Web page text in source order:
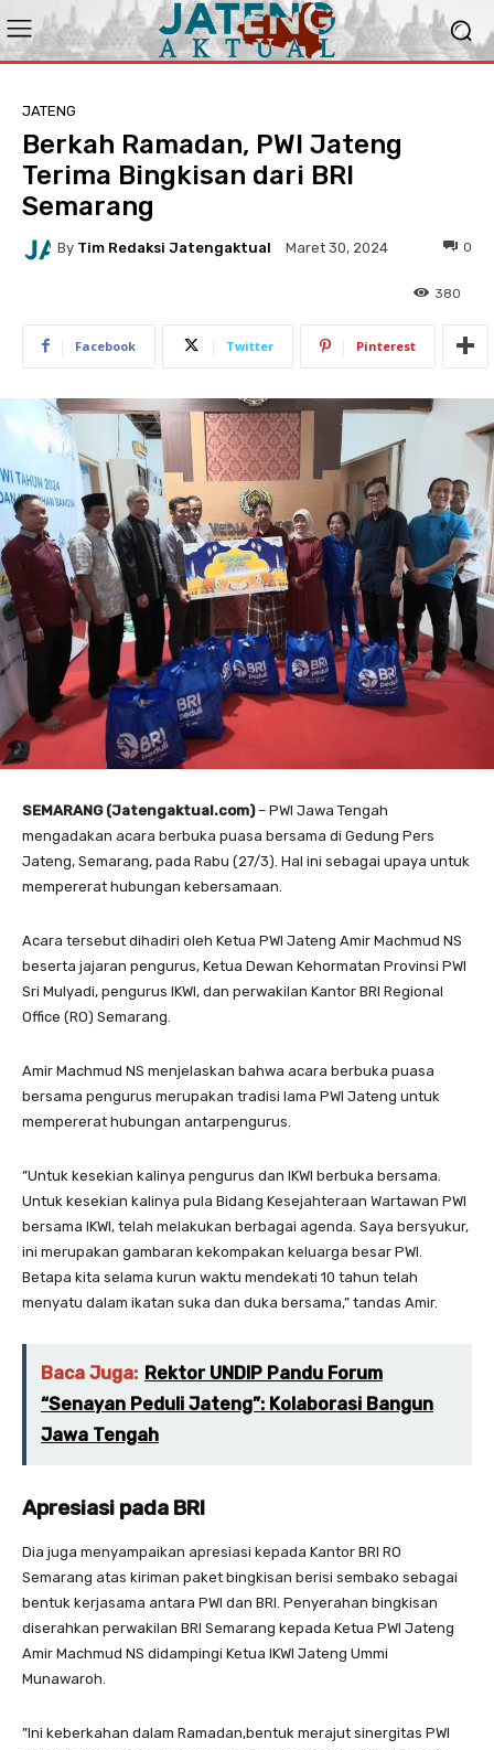
JATENG
Berkah Ramadan, PWI Jateng
Terima Bingkisan dari BRI
Semarang
By Tim Redaksi Jatengaktual Maret 30, 2024 0
380
Facebook Twitter Pinterest
SEMARANG (Jatengaktual.com)– PWI Jawa Tengah
mengadakan acara berbuka puasa bersama di Gedung Pers
Jateng, Semarang, pada Rabu (27/3). Hal ini sebagai upaya untuk
mempererat hubungan kebersamaan.
Acara tersebut dihadiri oleh Ketua PWI Jateng Amir Machmud NS
beserta jajaran pengurus, Ketua Dewan Kehormatan Provinsi PWI
Sri Mulyadi, pengurus IKWI, dan perwakilan Kantor BRI Regional
Office (RO) Semarang.
Amir Machmud NS menjelaskan bahwa acara berbuka puasa
bersama pengurus merupakan tradisi lama PWI Jateng untuk
mempererat hubungan antarpengurus.
”Untuk kesekian kalinya pengurus dan IKWI berbuka bersama.
Untuk kesekian kalinya pula Bidang Kesejahteraan Wartawan PWI
bersama IKWI, telah melakukan berbagai agenda. Saya bersyukur,
ini merupakan gambaran kekompakan keluarga besar PWI.
Betapa kita selama kurun waktu mendekati 10 tahun telah
menyatu dalam ikatan suka dan duka bersama,” tandas Amir.
Baca Juga: Rektor UNDIP Pandu Forum
“Senayan Peduli Jateng”: Kolaborasi Bangun
Jawa Tengah
Apresiasi pada BRI
Dia juga menyampaikan apresiasi kepada Kantor BRI RO
Semarang atas kiriman paket bingkisan berisi sembako sebagai
bentuk kerjasama antara PWI dan BRI. Penyerahan bingkisan
diserahkan perwakilan BRI Semarang kepada Ketua PWI Jateng
Amir Machmud NS didampingi Ketua IKWI Jateng Ummi
Munawaroh.
”Ini keberkahan dalam Ramadan,bentuk merajut sinergitas PWI